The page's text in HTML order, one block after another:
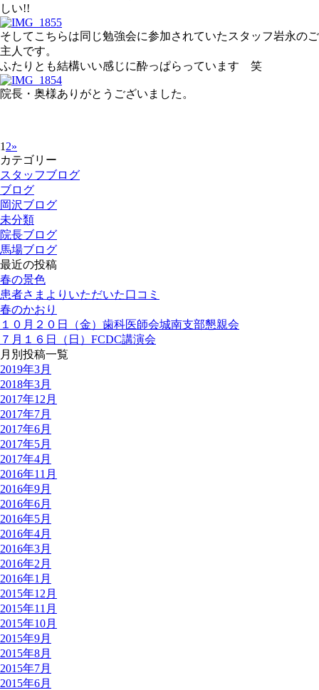
しい!!
そしてこちらは同じ勉強会に参加されていたスタッフ岩永のご
主人です。
ふたりとも結構いい感じに酔っぱらっています 笑
院長・奥様ありがとうございました。
1 2»
カテゴリー
スタッフブログ
ブログ
岡沢ブログ
未分類
院長ブログ
馬場ブログ
最近の投稿
春の景色
患者さまよりいただいた口コミ
春のかおり
１０月２０日（金）歯科医師会城南支部懇親会
７月１６日（日）FCDC講演会
月別投稿一覧
2019年3月
2018年3月
2017年12月
2017年7月
2017年6月
2017年5月
2017年4月
2016年11月
2016年9月
2016年6月
2016年5月
2016年4月
2016年3月
2016年2月
2016年1月
2015年12月
2015年11月
2015年10月
2015年9月
2015年8月
2015年7月
2015年6月